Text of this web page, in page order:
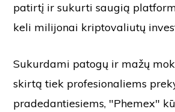
patirtį ir sukurti saugią
keli milijonai kriptovaliutų
Sukurdami patogų ir mažų
skirtą tiek profesionaliems
pradedantiesiems, "Phemex"